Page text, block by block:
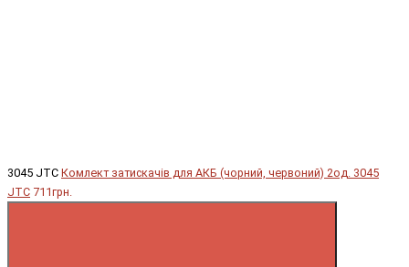
3045 JTC Комлект затискачів для АКБ (чорний, червоний) 2од. 3045
JTC 711грн.